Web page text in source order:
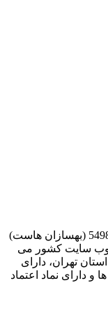
بهسازان فناوران داده نگار به شماره ثبت 549875 (بهسازان هاست)
وب سایت کشور می
تهران، دارای
دارای نماد اعتماد